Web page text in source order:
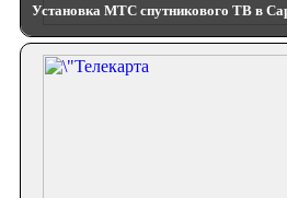
Установка МТС спутникового ТВ в